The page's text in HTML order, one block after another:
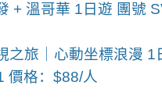
+ 溫哥華 1 日遊 團號
之旅｜心動坐標浪漫 1
價格： $88/人